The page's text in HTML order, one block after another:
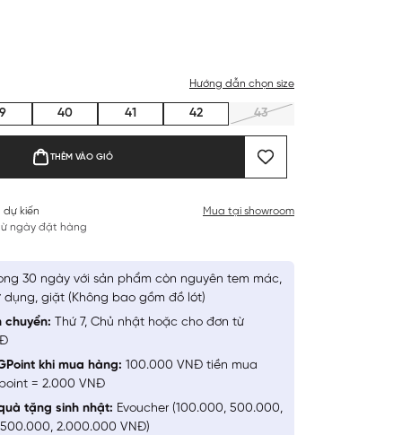
Hướng dẫn chọn size
40 41 42 43
THÊM VÀO GIỎ
dự kiến
ngày đặt hàng
Mua tại showroom
30 ngày với sản phẩm còn nguyên tem mác,
dụng, giặt (Không bao gồm đồ lót)
chuyển: Thứ 7, Chủ nhật hoặc cho đơn từ
khi mua hàng: 100.000 VNĐ tiền mua
= 2.000 VNĐ
tặng sinh nhật: Evoucher (100.000, 500.000,
2.000.000 VNĐ)